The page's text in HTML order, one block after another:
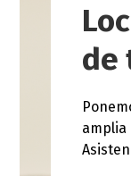
de
amplia